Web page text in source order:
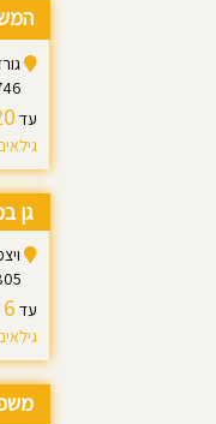
גורדון 31,
746
עד
גן
ויצמן‬ 43,
805
עד 6